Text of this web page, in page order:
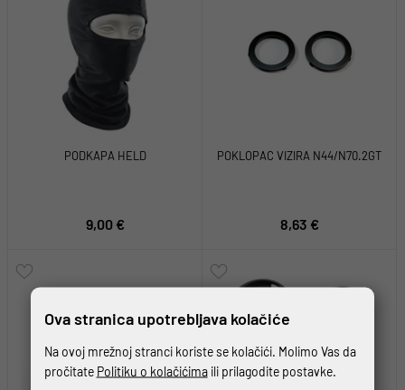
PODKAPA HELD
9,00 €
POKLOPAC VIZIRA N44/N70.2GT
8,63 €
Ova stranica upotrebljava kolačiće
Na ovoj mrežnoj stranci koriste se kolačići. Molimo Vas da
pročitate Politiku o kolačićimaili prilagodite postavke.